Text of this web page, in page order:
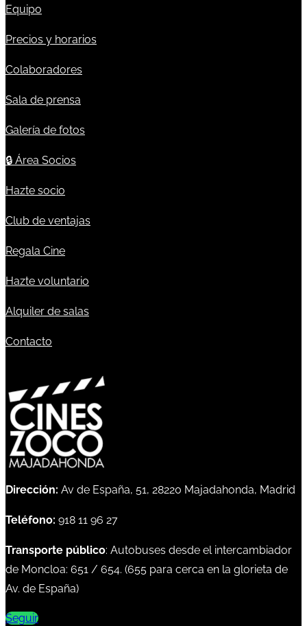
Equipo
Precios y horarios
Colaboradores
Sala de prensa
Galería de fotos
🔒 Área Socios
Hazte socio
Club de ventajas
Regala Cine
Hazte voluntario
Alquiler de salas
Contacto
Dirección: Av de España, 51, 28220 Majadahonda, Madrid
Teléfono: 918 11 96 27
Transporte público: Autobuses desde el intercambiador
de Moncloa: 651 / 654. (655 para cerca en la glorieta de
Av. de España)
Seguir